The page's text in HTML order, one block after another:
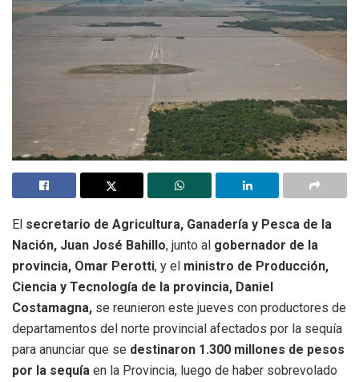
El secretario de Agricultura, Ganadería y Pesca de la
Nación, Juan José Bahillo, junto al gobernador de la
provincia, Omar Perotti, y el ministro de Producción,
Ciencia y Tecnología de la provincia, Daniel
Costamagna, se reunieron este jueves con productores de
departamentos del norte provincial afectados por la sequía
para anunciar que se destinaron 1.300 millones de pesos
por la sequía en la Provincia, luego de haber sobrevolado